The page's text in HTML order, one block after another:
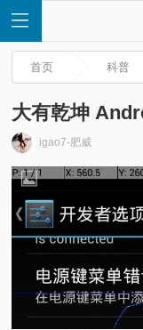
页
讯
首页 科普
大有乾坤
igao7-肥威